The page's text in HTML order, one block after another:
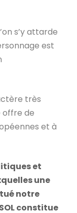
s’y attarde
est
très
de
et à
et
une
notre
constitue